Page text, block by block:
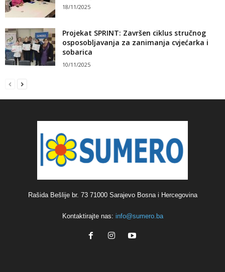
18/11/2025
Projekat SPRINT: Završen ciklus stručnog
osposobljavanja za zanimanja cvjećarka i
sobarica
10/11/2025
Rašida Bešlije br. 73 71000 Sarajevo Bosna i Hercegovina
Kontaktirajte nas: info@sumero.ba